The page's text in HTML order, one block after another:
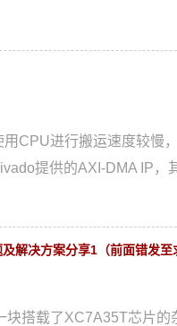
CPU进行搬运速度较慢
提供的AXI-DMA IP，
解决方案分享1（前面错发至
搭载了XC7A35T芯片